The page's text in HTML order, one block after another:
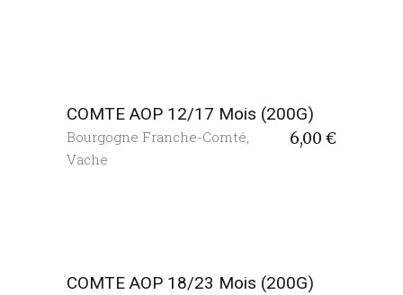
COMTE AOP 12/17 Mois (200G)
6,00 €
Bourgogne Franche-Comté
Vache
COMTE AOP 18/23 Mois (200G)